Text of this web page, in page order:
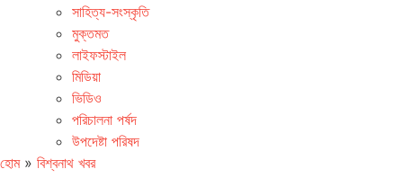
সাহিত্য-সংস্কৃতি
মুক্তমত
লাইফস্টাইল
মিডিয়া
ভিডিও
পরিচালনা পর্ষদ
উপদেষ্টা পরিষদ
হোম» বিশ্বনাথ খবর